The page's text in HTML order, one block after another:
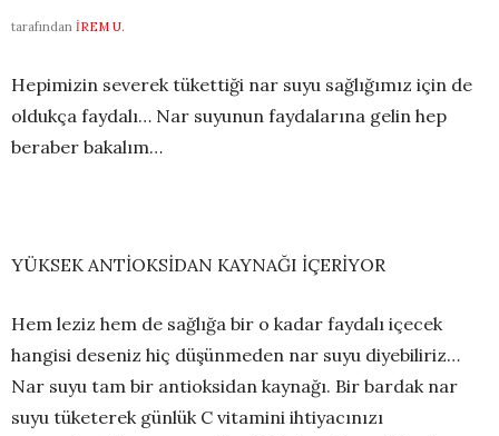
tarafından İREM U.
Hepimizin severek tükettiği nar suyu sağlığımız için de
oldukça faydalı… Nar suyunun faydalarına gelin hep
beraber bakalım…
YÜKSEK ANTİOKSİDAN KAYNAĞI İÇERİYOR
Hem leziz hem de sağlığa bir o kadar faydalı içecek
hangisi deseniz hiç düşünmeden nar suyu diyebiliriz…
Nar suyu tam bir antioksidan kaynağı. Bir bardak nar
suyu tüketerek günlük C vitamini ihtiyacınızı